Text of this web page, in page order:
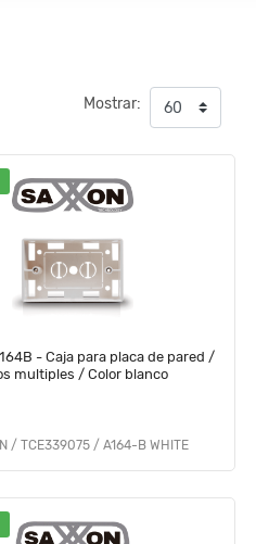
Mostrar:
- Caja para placa de pared /
multiples / Color blanco
/ TCE339075 / A164-B WHITE